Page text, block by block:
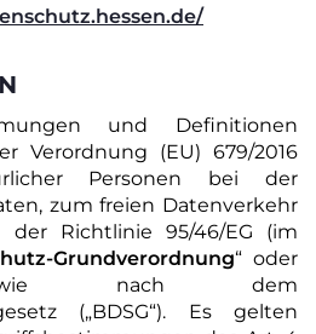
und Definitionen
Verordnung (EU) 679/2016
Personen bei der
zum freien Datenverkehr
Richtlinie 95/46/EG (im
Grundverordnung“ oder
nach dem
(„BDSG“). Es gelten